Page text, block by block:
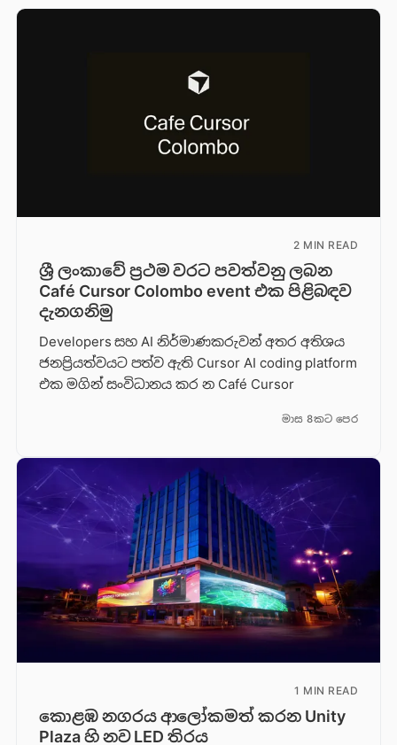
2 MIN READ
ශ්‍රී ලංකාවේ ප්‍රථම වරට පවත්වනු ලබන
Café Cursor Colombo event එක පිළිබඳව
දැනගනිමු
Developers සහ AI නිර්මාණකරුවන් අතර අතිශය
ජනප්‍රියත්වයට පත්ව ඇති Cursor AI coding platform
එක මගින් සංවිධානය කර න Café Cursor
මාස 8කට පෙර
1 MIN READ
කොළඹ නගරය ආලෝකමත් කරන Unity
Plaza හි නව LED තිරය